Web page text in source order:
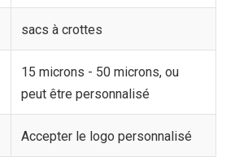
sacs à crottes
15 microns - 50 microns, ou
peut être personnalisé
Accepter le logo personnalisé